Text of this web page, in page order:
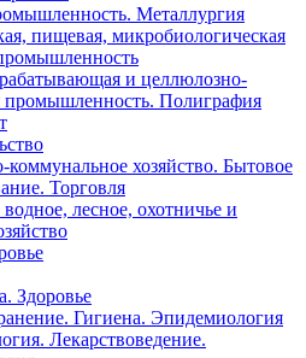
Металлургия
пищевая, микробиологическая
и целлюлозно-
промышленность. Полиграфия
хозяйство. Бытовое
Торговля
водное, лесное, охотничье и
Здоровье
Гигиена. Эпидемиология
Лекарствоведение.